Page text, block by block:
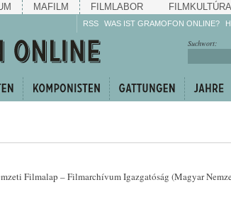
MAFILM FILMLABOR FILMKULTÚRA
RSS WAS IST GRAMOFON ONLINE?
Suchwort:
Filmalap – Filmarchívum Igazgatóság (Magyar